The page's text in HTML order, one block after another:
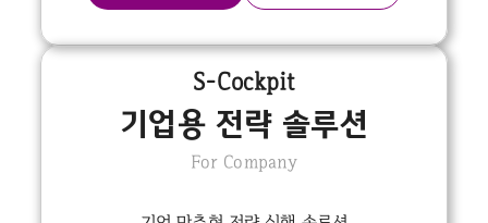
S-Cockpit
기업용 전략 솔루션
For Company